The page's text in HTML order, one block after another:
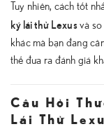
Tuy nhiên, cách tốt
ký lái thử Lexusvà so
khác mà bạn đang
thể đưa ra đánh giá
Câu Hỏi
Lái Thử